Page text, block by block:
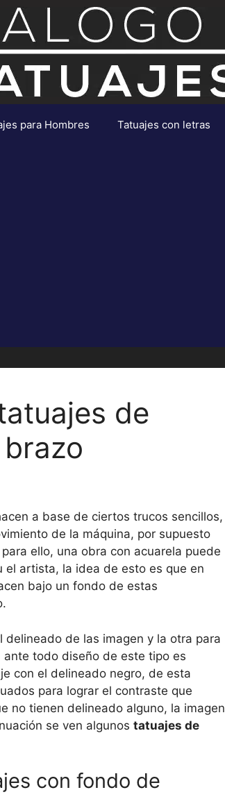
para Hombres Tatuajes con letras
de
a base de ciertos trucos sencillos,
de la máquina, por supuesto
ello, una obra con acuarela puede
el artista, la idea de esto es que en
bajo un fondo de estas
delineado de las imagen y la otra para
todo diseño de este tipo es
con el delineado negro, de esta
para lograr el contraste que
no tienen delineado alguno, la imagen
se ven algunos tatuajes de
con fondo de